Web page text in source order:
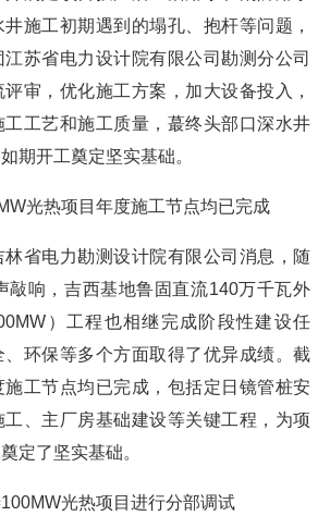
施工初期遇到的塌孔、抱杆等问题，
苏省电力设计院有限公司勘测分公司
审，优化施工方案，加大设备投入，
工艺和施工质量，蕞终头部口深水井
期开工奠定坚实基础。
光热项目年度施工节点均已完成
电力勘测设计院有限公司消息，随
敲响，吉西基地鲁固直流140万千瓦外
）工程也相继完成阶段性建设任
环保等多个方面取得了优异成绩。截
工节点均已完成，包括定日镜管桩安
、主厂房基础建设等关键工程，为项
定了坚实基础。
光热项目进行分部调试